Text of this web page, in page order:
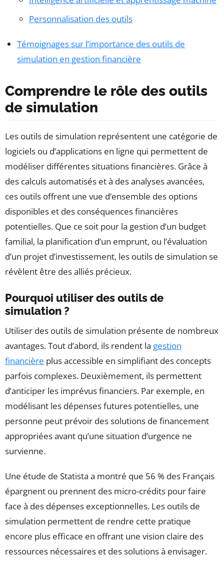
Personnalisation des outils
Témoignages sur l’importance des outils de
simulation en gestion financière
Comprendre le rôle des outils
de simulation
Les outils de simulation représentent une catégorie de
logiciels ou d’applications en ligne qui permettent de
modéliser différentes situations financières. Grâce à
des calculs automatisés et à des analyses avancées,
ces outils offrent une vue d’ensemble des options
disponibles et des conséquences financières
potentielles. Que ce soit pour la gestion d’un budget
familial, la planification d’un emprunt, ou l’évaluation
d’un projet d’investissement, les outils de simulation se
révèlent être des alliés précieux.
Pourquoi utiliser des outils de
simulation ?
Utiliser des outils de simulation présente de nombreux
avantages. Tout d’abord, ils rendent la gestion
financière plus accessible en simplifiant des concepts
parfois complexes. Deuxièmement, ils permettent
d’anticiper les imprévus financiers. Par exemple, en
modélisant les dépenses futures potentielles, une
personne peut prévoir des solutions de financement
appropriées avant qu’une situation d’urgence ne
survienne.
Une étude de Statista a montré que 56 % des Français
épargnent ou prennent des micro-crédits pour faire
face à des dépenses exceptionnelles. Les outils de
simulation permettent de rendre cette pratique
encore plus efficace en offrant une vision claire des
ressources nécessaires et des solutions à envisager.